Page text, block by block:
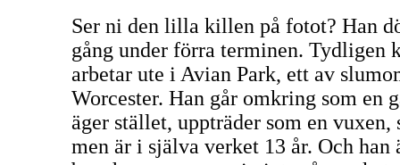
Ser ni den lilla killen på fotot? Han
gång under förra terminen. Tydligen
arbetar ute i Avian Park, ett av
Worcester. Han går omkring som en
äger stället, uppträder som en
men är i själva verket 13 år. Och